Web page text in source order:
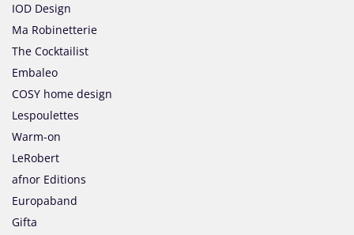
IOD Design
Ma Robinetterie
The Cocktailist
Embaleo
COSY home design
Lespoulettes
Warm-on
LeRobert
afnor Editions
Europaband
Gifta